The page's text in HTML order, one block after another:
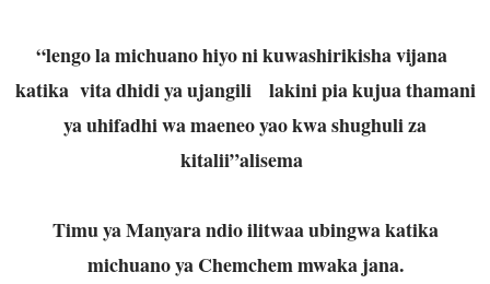
“lengo la michuano hiyo ni kuwashirikisha vijana
katika vita dhidi ya ujangili lakini pia kujua thamani
ya uhifadhi wa maeneo yao kwa shughuli za
kitalii”alisema
Timu ya Manyara ndio ilitwaa ubingwa katika
michuano ya Chemchem mwaka jana.